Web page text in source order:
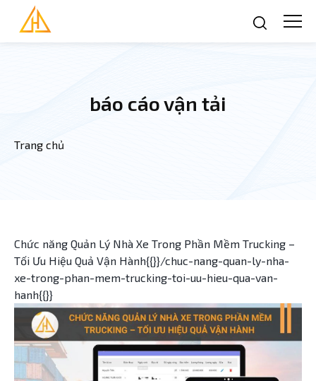
Nhảy đến nội dung
báo cáo vận tải
Bạn đang ở đây
Trang chủ
Chức năng Quản Lý Nhà Xe Trong Phần Mềm Trucking –
Tối Ưu Hiệu Quả Vận Hành{{}}/chuc-nang-quan-ly-nha-
xe-trong-phan-mem-trucking-toi-uu-hieu-qua-van-
hanh{{}}